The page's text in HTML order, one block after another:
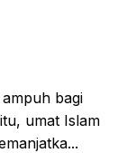
bagi
umat Islam